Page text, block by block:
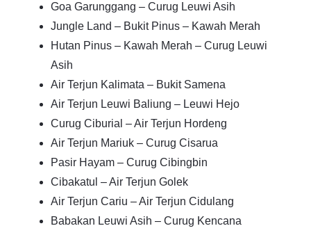
Goa Garunggang – Curug Leuwi Asih
Jungle Land – Bukit Pinus – Kawah Merah
Hutan Pinus – Kawah Merah – Curug Leuwi
Asih
Air Terjun Kalimata – Bukit Samena
Air Terjun Leuwi Baliung – Leuwi Hejo
Curug Ciburial – Air Terjun Hordeng
Air Terjun Mariuk – Curug Cisarua
Pasir Hayam – Curug Cibingbin
Cibakatul – Air Terjun Golek
Air Terjun Cariu – Air Terjun Cidulang
Babakan Leuwi Asih – Curug Kencana